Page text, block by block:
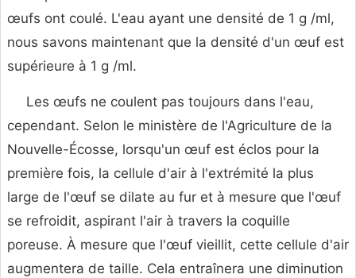
œufs ont coulé. L'eau ayant une densité de 1 g /ml,
nous savons maintenant que la densité d'un œuf est
supérieure à 1 g /ml.
Les œufs ne coulent pas toujours dans l'eau,
cependant. Selon le ministère de l'Agriculture de la
Nouvelle-Écosse, lorsqu'un œuf est éclos pour la
première fois, la cellule d'air à l'extrémité la plus
large de l'œuf se dilate au fur et à mesure que l'œuf
se refroidit, aspirant l'air à travers la coquille
poreuse. À mesure que l'œuf vieillit, cette cellule d'air
augmentera de taille. Cela entraînera une diminution